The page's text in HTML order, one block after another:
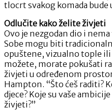
tlocrt svakog komada bude
Odlučite kako želite živjeti
Ovo je nezgodan dio i
Sobe mogu biti
opuštene, vizualno tople ili
možete, morate pokušati
živjeti u određenom
Hampton. “Što ćeš raditi?
djece? Koje su vaše
živjeti?”